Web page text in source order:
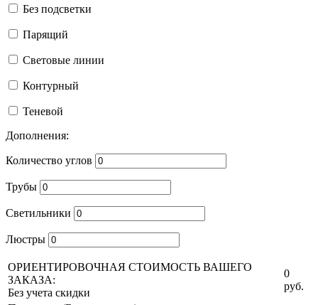
Без подсветки
Парящий
Световые линии
Контурный
Теневой
Дополнения:
Количество углов
Трубы
Светильники
Люстры
ОРИЕНТИРОВОЧНАЯ СТОИМОСТЬ ВАШЕГО
ЗАКАЗА:
Без учета скидки
0
руб.